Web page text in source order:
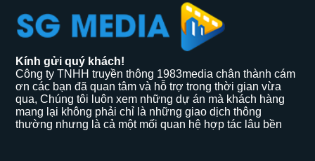
Kính gửi quý khách!
Công ty TNHH truyền thông 1983media chân thành cám
ơn các bạn đã quan tâm và hỗ trợ trong thời gian vừa
qua, Chúng tôi luôn xem những dự án mà khách hàng
mang lại không phải chỉ là những giao dịch thông
thường nhưng là cả một mối quan hệ hợp tác lâu bền